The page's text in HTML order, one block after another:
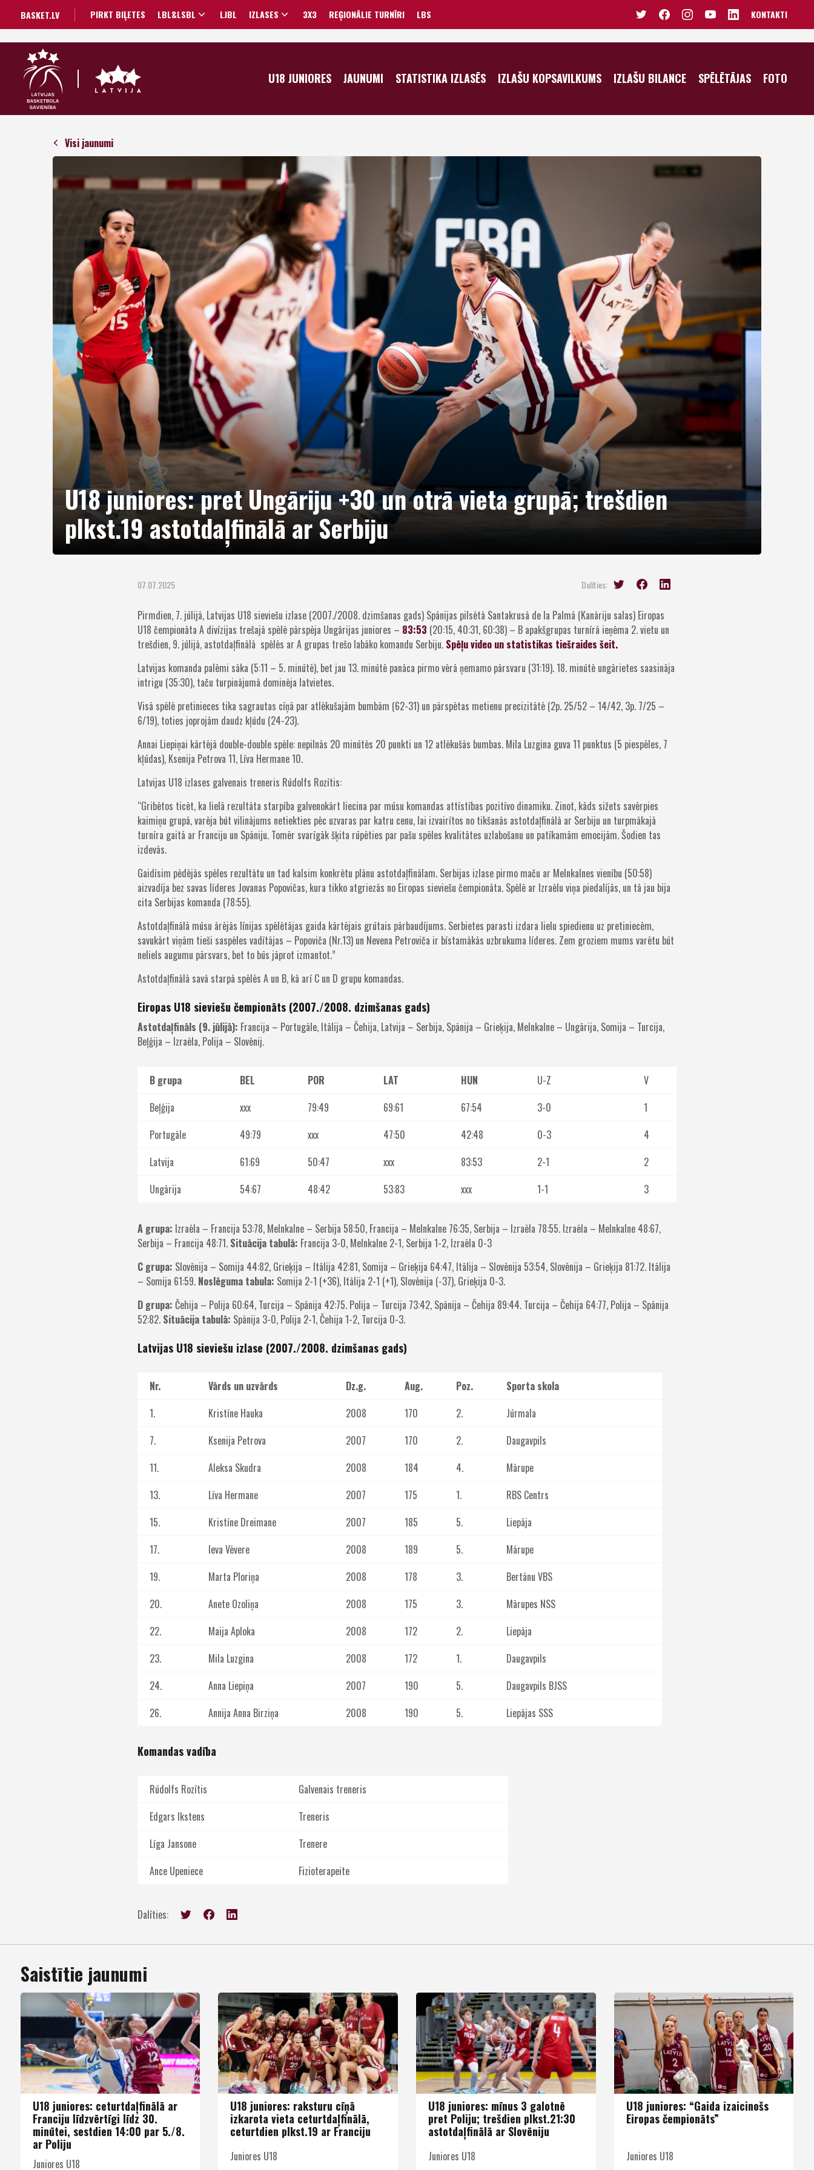
BASKET.LV PIRKT BIĻETES LBL&LSBL LJBL IZLASES
VĪRIEŠI
VĪRIEŠI U20
JUNIORI U18
SIEVIETES U20
JUNIORES U18
3X3 REĢIONĀLIE TURNĪRI LBS KONTAKTI
U18 JUNIORES JAUNUMI STATISTIKA IZLASĒS IZLAŠU KOPSAVILKUMS IZLAŠU BILANCE SPĒLĒTĀJAS FOTO
Visi jaunumi
U18 juniores: pret Ungāriju +30 un otrā vieta grupā; trešdien
plkst.19 astotdaļfinālā ar Serbiju
07.07.2025 Dalīties:
Pirmdien, 7. jūlijā, Latvijas U18 sieviešu izlase (2007./2008. dzimšanas gads) Spānijas pilsētā Santakrusā de la Palmā (Kanāriju salas) Eiropas
U18 čempionāta A divīzijas trešajā spēlē pārspēja Ungārijas juniores – 83:53 (20:15, 40:31, 60:38) – B apakšgrupas turnīrā ieņēma 2. vietu un
trešdien, 9. jūlijā, astotdaļfinālā spēlēs ar A grupas trešo labāko komandu Serbiju. Spēļu video un statistikas tiešraides šeit.
Latvijas komanda palēmi sāka (5:11 – 5. minūtē), bet jau 13. minūtē panāca pirmo vērā ņemamo pārsvaru (31:19). 18. minūtē ungārietes saasināja
intrigu (35:30), taču turpinājumā dominēja latvietes.
Visā spēlē pretinieces tika sagrautas cīņā par atlēkušajām bumbām (62-31) un pārspētas metienu precizitātē (2p. 25/52 – 14/42, 3p. 7/25 –
6/19), toties joprojām daudz kļūdu (24-23).
Annai Liepiņai kārtējā double-double spēle: nepilnās 20 minūtēs 20 punkti un 12 atlēkušās bumbas. Mila Luzgina guva 11 punktus (5 piespēles, 7
kļūdas), Ksenija Petrova 11, Līva Hermane 10.
Latvijas U18 izlases galvenais treneris Rūdolfs Rozītis:
“Gribētos ticēt, ka lielā rezultāta starpība galvenokārt liecina par mūsu komandas attīstības pozitīvo dinamiku. Zinot, kāds sižets savērpies
kaimiņu grupā, varēja būt vilinājums netiekties pēc uzvaras par katru cenu, lai izvairītos no tikšanās astotdaļfinālā ar Serbiju un turpmākajā
turnīra gaitā ar Franciju un Spāniju. Tomēr svarīgāk šķita rūpēties par pašu spēles kvalitātes uzlabošanu un patīkamām emocijām. Šodien tas
izdevās.
Gaidīsim pēdējās spēles rezultātu un tad kalsim konkrētu plānu astotdaļfinālam. Serbijas izlase pirmo maču ar Melnkalnes vienību (50:58)
aizvadīja bez savas līderes Jovanas Popovičas, kura tikko atgriezās no Eiropas sieviešu čempionāta. Spēlē ar Izraēlu viņa piedalījās, un tā jau bija
cita Serbijas komanda (78:55).
Astotdaļfinālā mūsu ārējās līnijas spēlētājas gaida kārtējais grūtais pārbaudījums. Serbietes parasti izdara lielu spiedienu uz pretiniecēm,
savukārt viņām tieši saspēles vadītājas – Popoviča (Nr.13) un Nevena Petroviča ir bīstamākās uzbrukuma līderes. Zem groziem mums varētu būt
neliels augumu pārsvars, bet to būs jāprot izmantot.”
Astotdaļfinālā savā starpā spēlēs A un B, kā arī C un D grupu komandas.
Eiropas U18 sieviešu čempionāts (2007./2008. dzimšanas gads)
Astotdaļfināls (9. jūlijā): Francija – Portugāle, Itālija – Čehija, Latvija – Serbija, Spānija – Grieķija, Melnkalne – Ungārija, Somija – Turcija,
Beļģija – Izraēla, Polija – Slovēnij.
B grupa BEL POR LAT HUN U-Z
V
Beļģija
xxx 79:49 69:61 67:54 3-0
1
Portugāle
49:79 xxx 47:50 42:48 0-3
4
Latvija
61:69 50:47 xxx 83:53 2-1
2
Ungārija
54:67 48:42 53:83 xxx 1-1 3
A grupa: Izraēla – Francija 53:78, Melnkalne – Serbija 58:50, Francija – Melnkalne 76:35, Serbija – Izraēla 78:55. Izraēla – Melnkalne 48:67,
Serbija – Francija 48:71. Situācija tabulā: Francija 3-0, Melnkalne 2-1, Serbija 1-2, Izraēla 0-3
C grupa: Slovēnija – Somija 44:82, Grieķija – Itālija 42:81, Somija – Grieķija 64:47, Itālija – Slovēnija 53:54, Slovēnija – Grieķija 81:72. Itālija
– Somija 61:59. Noslēguma tabula: Somija 2-1 (+36), Itālija 2-1 (+1), Slovēnija (-37), Grieķija 0-3.
D grupa: Čehija – Polija 60:64, Turcija – Spānija 42:75. Polija – Turcija 73:42, Spānija – Čehija 89:44. Turcija – Čehija 64:77, Polija – Spānija
52:82. Situācija tabulā: Spānija 3-0, Polija 2-1, Čehija 1-2, Turcija 0-3.
Latvijas U18 sieviešu izlase (2007./2008. dzimšanas gads)
Nr. Vārds un uzvārds Dz.g. Aug. Poz.
Sporta skola
1.
Kristīne Hauka 2008 170 2.
Jūrmala
7.
Ksenija Petrova 2007 170 2.
Daugavpils
11.
Aleksa Skudra 2008 184 4.
Mārupe
13.
Līva Hermane 2007 175 1.
RBS Centrs
15.
Kristīne Dreimane 2007 185 5.
Liepāja
17.
Ieva Vēvere 2008 189 5.
Mārupe
19.
Marta Ploriņa 2008 178 3.
Bertānu VBS
20.
Anete Ozoliņa 2008 175 3.
Mārupes NSS
22.
Maija Aploka 2008 172 2.
Liepāja
23.
Mila Luzgina 2008 172 1.
Daugavpils
24.
Anna Liepiņa 2007 190 5.
Daugavpils BJSS
26.
Annija Anna Birziņa 2008 190 5. Liepājas SSS
Komandas vadība
Rūdolfs Rozītis
Galvenais treneris
Edgars Ikstens
Treneris
Līga Jansone
Trenere
Ance Upeniece
Fizioterapeite
Dalīties:
Saistītie jaunumi
U18 juniores: ceturtdaļfinālā ar
Franciju līdzvērtīgi līdz 30.
minūtei, sestdien 14:00 par 5./8.
ar Poliju
Juniores U18
U18 juniores: raksturu cīņā
izkarota vieta ceturtdaļfinālā,
ceturtdien plkst.19 ar Franciju
Juniores U18
U18 juniores: mīnus 3 galotnē
pret Poliju; trešdien plkst.21:30
astotdaļfinālā ar Slovēniju
Juniores U18
U18 juniores: “Gaida izaicinošs
Eiropas čempionāts”
Juniores U18